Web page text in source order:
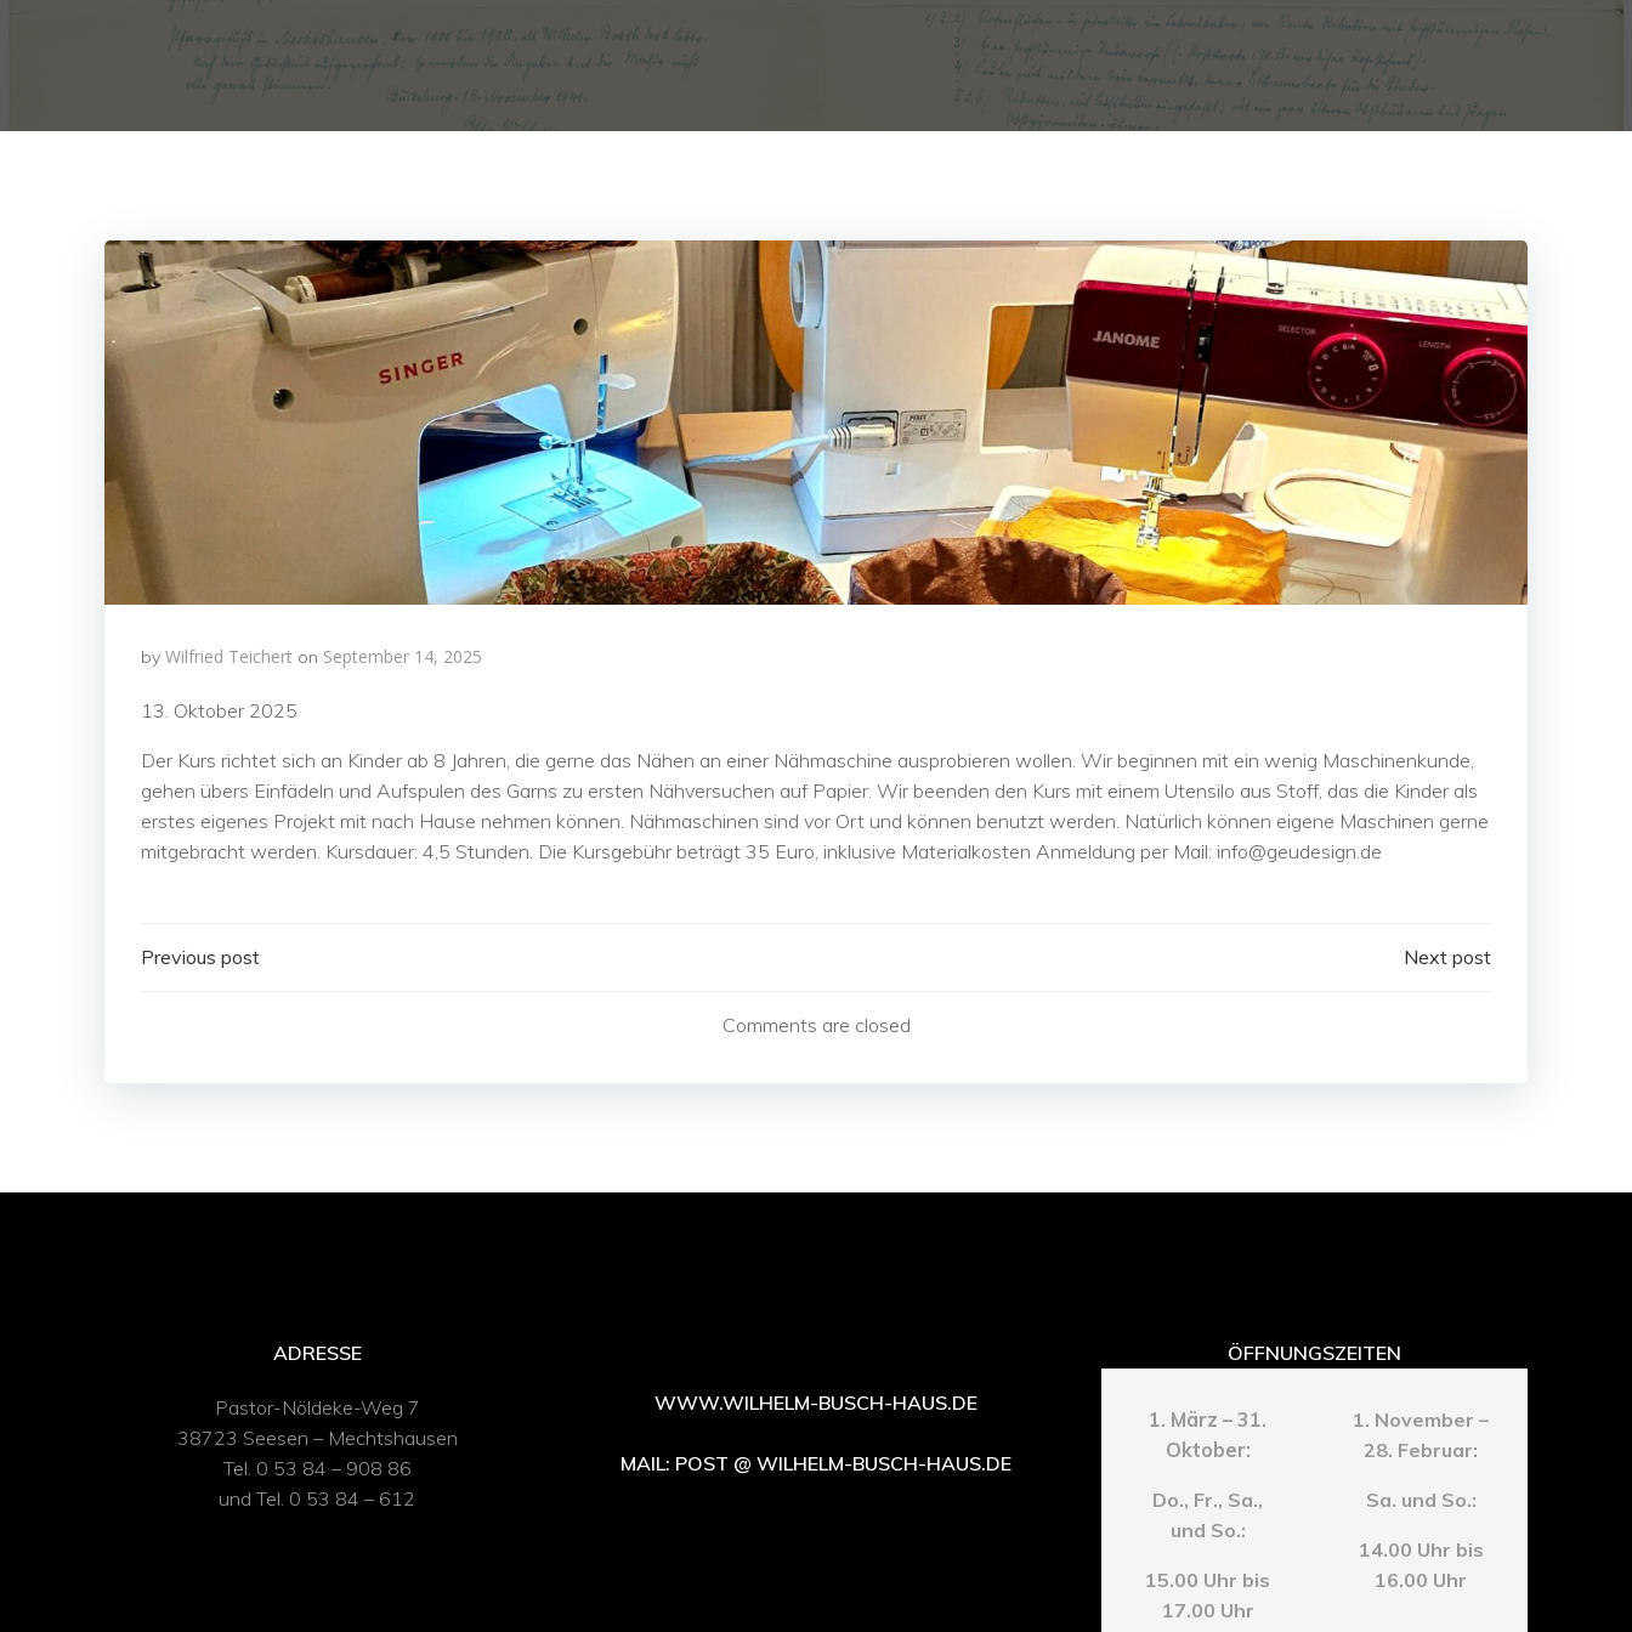
by Wilfried Teichert on September 14, 2025
13. Oktober 2025
Der Kurs richtet sich an Kinder ab 8 Jahren, die gerne das Nähen an einer Nähmaschine ausprobieren wollen. Wir beginnen mit ein wenig Maschinenkunde,
gehen übers Einfädeln und Aufspulen des Garns zu ersten Nähversuchen auf Papier. Wir beenden den Kurs mit einem Utensilo aus Stoff, das die Kinder als
erstes eigenes Projekt mit nach Hause nehmen können. Nähmaschinen sind vor Ort und können benutzt werden. Natürlich können eigene Maschinen gerne
mitgebracht werden. Kursdauer: 4,5 Stunden. Die Kursgebühr beträgt 35 Euro, inklusive Materialkosten Anmeldung per Mail: info@geudesign.de
Post
Previous post
navigation
Next post
Comments are closed
ADRESSE
Pastor-Nöldeke-Weg 7
38723 Seesen – Mechtshausen
Tel. 0 53 84 – 908 86
und Tel. 0 53 84 – 612
WWW.WILHELM-BUSCH-HAUS.DE
MAIL: POST @ WILHELM-BUSCH-HAUS.DE
ÖFFNUNGSZEITEN
1. März – 31.
Oktober:
Do., Fr., Sa.,
und So.:
15.00 Uhr bis
17.00 Uhr
1. November –
28. Februar:
Sa. und So.:
14.00 Uhr bis
16.00 Uhr